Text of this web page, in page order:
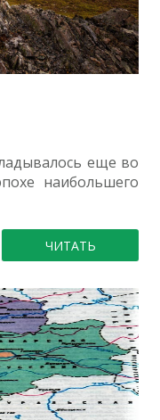
0
еще во
наибольшего
ЧИТАТЬ